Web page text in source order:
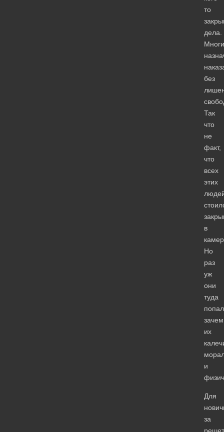
то
дела.
без
Так
что
не
факт,
что
всех
этих
в
Но
раз
уж
они
туда
зачем
их
и
Для
за